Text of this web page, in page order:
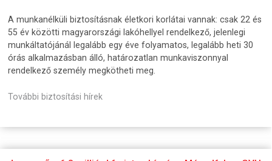
A munkanélküli biztosításnak életkori korlátai vannak: csak 22 és
55 év közötti magyarországi lakóhellyel rendelkező, jelenlegi
munkáltatójánál legalább egy éve folyamatos, legalább heti 30
órás alkalmazásban álló, határozatlan munkaviszonnyal
rendelkező személy megkötheti meg.
További biztosítási hírek